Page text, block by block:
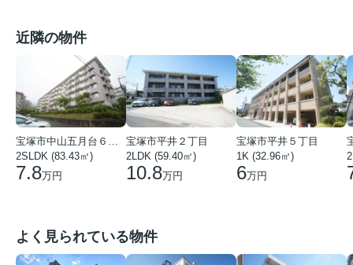
近隣の物件
宝塚市中山五月台６丁目
2SLDK (83.43㎡)
7.8万円
宝塚市平井２丁目
2LDK (59.40㎡)
10.8万円
宝塚市平井５丁目
1K (32.96㎡)
6万円
よく見られている物件